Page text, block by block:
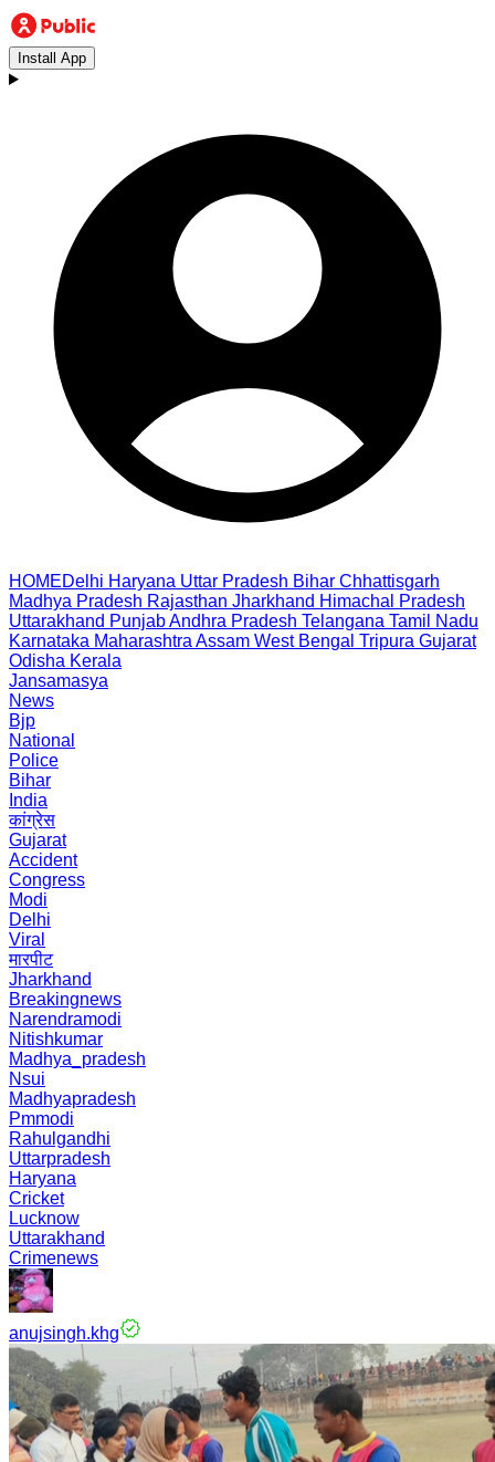
Install App
HOMEDelhi Haryana Uttar Pradesh Bihar Chhattisgarh
Madhya Pradesh Rajasthan Jharkhand Himachal Pradesh
Uttarakhand PunjabAndhra Pradesh Telangana Tamil Nadu
Karnataka Maharashtra Assam West Bengal Tripura Gujarat
Odisha Kerala
Jansamasya
News
Bjp
National
Police
Bihar
India
कांग्रेस
Gujarat
Accident
Congress
Modi
Delhi
Viral
मारपीट
Jharkhand
Breakingnews
Narendramodi
Nitishkumar
Madhya_pradesh
Nsui
Madhyapradesh
Pmmodi
Rahulgandhi
Uttarpradesh
Haryana
Cricket
Lucknow
Uttarakhand
Crimenews
anujsingh.khg